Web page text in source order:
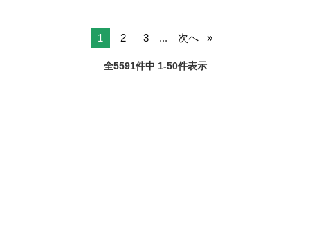
1 2 3 ... 次へ
全5591件中 1-50件表示